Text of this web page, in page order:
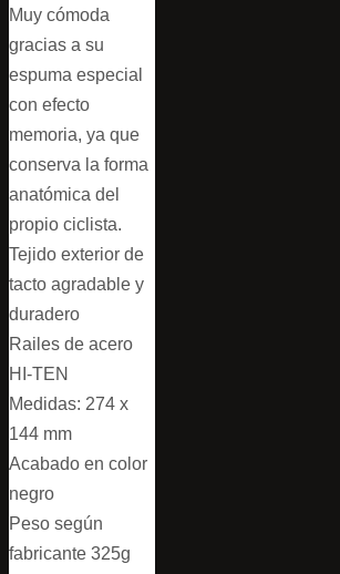
Muy cómoda
gracias a su
espuma especial
con efecto
memoria, ya que
conserva la forma
anatómica del
propio ciclista.
Tejido exterior de
tacto agradable y
duradero
Railes de acero
HI-TEN
Medidas: 274 x
144 mm
Acabado en color
negro
Peso según
fabricante 325g